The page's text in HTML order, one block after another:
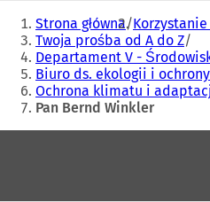
Jesteś
tutaj:
Strona główna Korzystanie
Twoja prośba od A do Z
Departament V -
Biuro ds. ekologii i
Ochrona klimatu i
Pan Bernd Winkler